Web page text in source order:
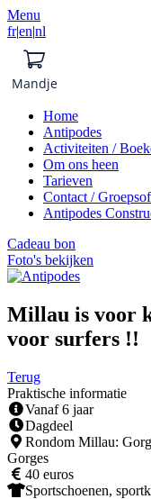
Menu
fr|en|nl
Mandje
Home
Antipodes
Activiteiten /
Om ons heen
Tarieven
Contact /
Antipodes
Cadeau bon
Foto's bekijken
Millau is voor
voor surfers !!
Terug
Praktische informatie
Vanaf 6 jaar
Dagdeel
Rondom Millau:
Gorges
40 euros
Sportschoenen,